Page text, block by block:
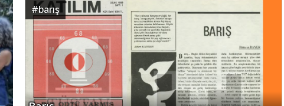
#barış